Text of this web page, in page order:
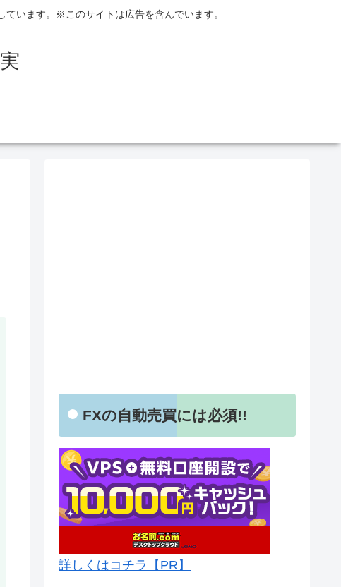
います。※このサイトは広告を含んでいます。
FXの自動売買には必須!!
詳しくはコチラ【PR】